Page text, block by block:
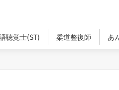
聴覚士(ST) 柔道整復師 あ